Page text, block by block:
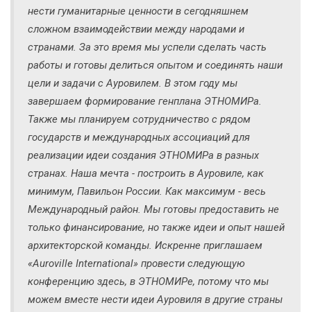
нести гуманитарные ценности в сегодняшнем
сложном взаимодействии между народами и
странами. За это время мы успели сделать часть
работы и готовы делиться опытом и соединять наши
цели и задачи с Ауровилем. В этом году мы
завершаем формирование генплана ЭТНОМИРа.
Также мы планируем сотрудничество с рядом
государств и международных ассоциаций для
реализации идеи создания ЭТНОМИРа в разных
странах. Наша мечта - построить в Ауровиле, как
минимум, Павильон России. Как максимум - весь
Международный район. Мы готовы предоставить не
только финансирование, но также идеи и опыт нашей
архитекторской команды. Искренне приглашаем
«Auroville International» провести следующую
конференцию здесь, в ЭТНОМИРе, потому что мы
можем вместе нести идеи Ауровиля в другие страны